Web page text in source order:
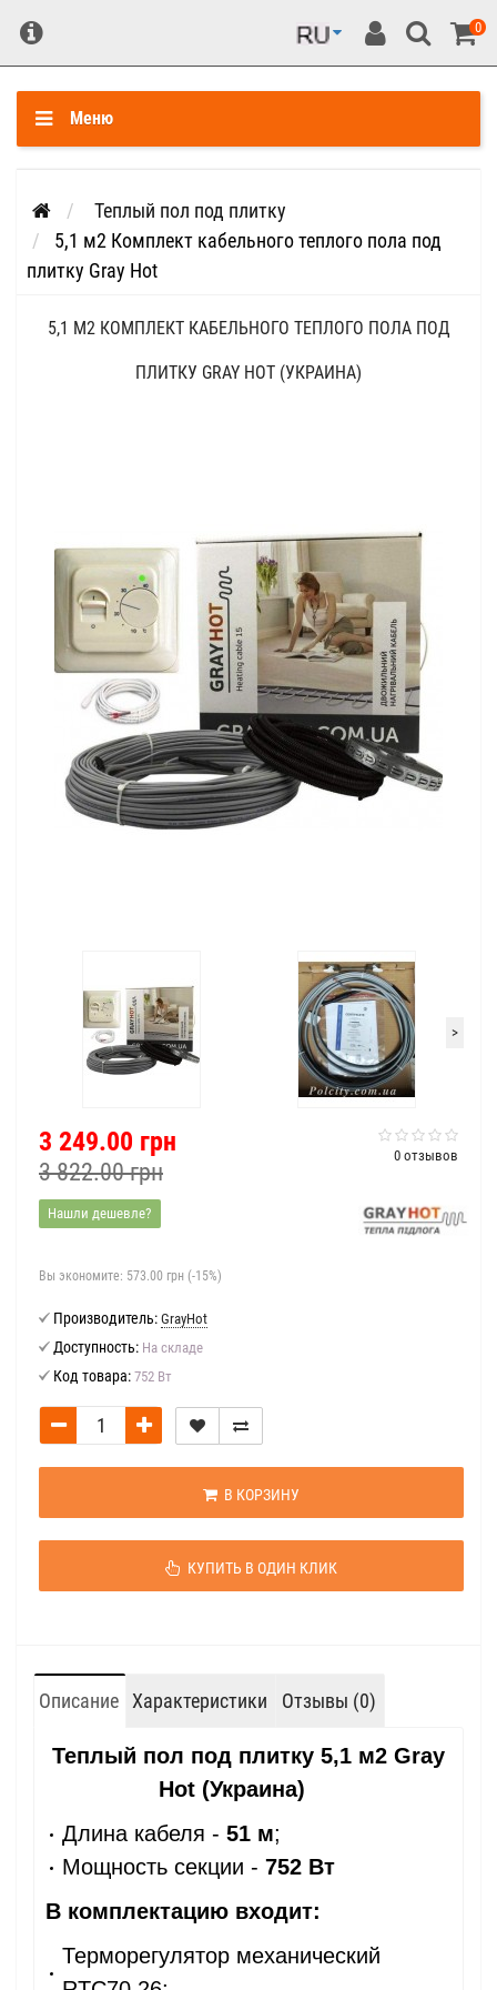
0
Меню
Теплый пол под плитку
5,1 м2 Комплект кабельного теплого пола под
плитку Gray Hot
5,1 М2 КОМПЛЕКТ КАБЕЛЬНОГО ТЕПЛОГО ПОЛА ПОД
ПЛИТКУ GRAY HOT (УКРАИНА)
>
0 отзывов
3 249.00 грн
3 822.00 грн
Нашли дешевле?
Вы экономите: 573.00 грн (-15%)
Производитель: GrayHot
Доступность: На складе
Код товара: 752 Вт
В КОРЗИНУ
КУПИТЬ В ОДИН КЛИК
Описание Характеристики Отзывы (0)
Теплый пол под плитку 5,1 м2 Gray
Hot (Украина)
Длина кабеля - 51 м;
Мощность секции - 752 Вт
В комплектацию входит:
Терморегулятор механический